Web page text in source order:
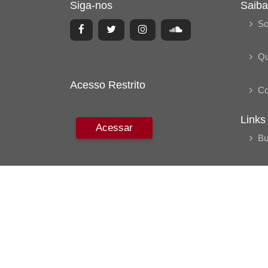
Siga-nos
Acesso Restrito
Acessar